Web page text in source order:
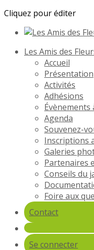
Cliquez pour éditer
Les Amis des
Accueil
Présentation
Activités
Adhésions
Évènements
Agenda
Souvenez-
Inscriptions
Galeries
Partenaires
Conseils du
Foire aux
Contact
Se connecter